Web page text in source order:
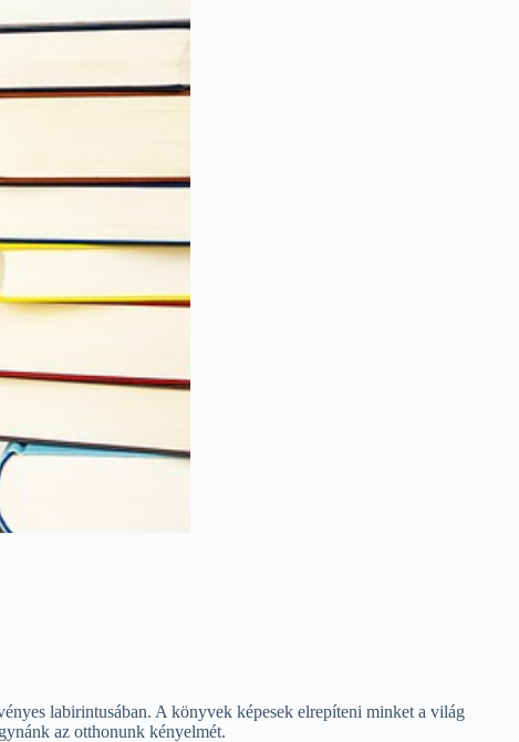
labirintusában. A könyvek képesek elrepíteni minket a világ
az otthonunk kényelmét.